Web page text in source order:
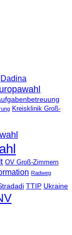
Dadina
Kreisklinik Groß-
OV Groß-Zimmern
Radweg
TTIP Ukraine